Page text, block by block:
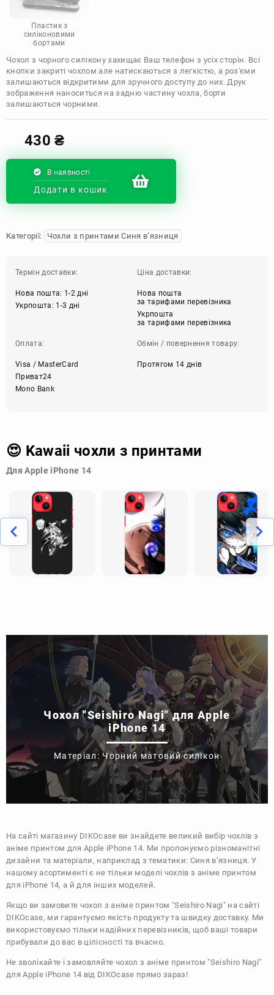
Пластик з
силіконовими
бортами
Чохол з чорного силікону захищає Ваш телефон з усіх сторін. Всі
кнопки закриті чохлом але натискаються з легкістю, а роз'єми
залишаються відкритими для зручного доступу до них. Друк
зображення наноситься на задню частину чохла, борти
залишаються чорними.
430₴
В наявності
Додати в кошик
Категорії: Чохли з принтами Синя в’язниця
Термін доставки:
Нова пошта: 1-2 дні
Укрпошта: 1-3 дні
Ціна доставки:
Нова пошта
за тарифами перевізника
Укрпошта
за тарифами перевізника
Оплата:
Visa / MasterCard
Приват24
Mono Bank
Обмін / повернення товару:
Протягом 14 днів
😍 Kawaii чохли з принтами
Для Apple iPhone 14
Чохол "Seishiro Nagi" для Apple
iPhone 14
Матеріал: Чорний матовий силікон
На сайті магазину DIKOcase ви знайдете великий вибір чохлів з
аніме принтом для Apple iPhone 14. Ми пропонуємо різноманітні
дизайни та матеріали, наприклад з тематики: Синя в’язниця. У
нашому асортименті є не тільки моделі чохлів з аніме принтом
для iPhone 14, а й для інших моделей.
Якщо ви замовите чохол з аніме принтом "Seishiro Nagi" на сайті
DIKOcase, ми гарантуємо якість продукту та швидку доставку. Ми
використовуємо тільки надійних перевізників, щоб ваші товари
прибували до вас в цілісності та вчасно.
Не зволікайте і замовляйте чохол з аніме принтом "Seishiro Nagi"
для Apple iPhone 14 від DIKOcase прямо зараз!